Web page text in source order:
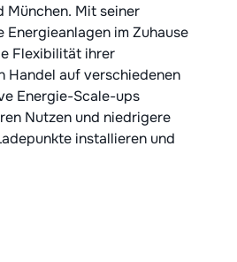
München. Mit seiner
im Zuhause
Flexibilität ihrer
Handel auf verschiedenen
Energie-Scale-ups
Nutzen und niedrigere
installieren und